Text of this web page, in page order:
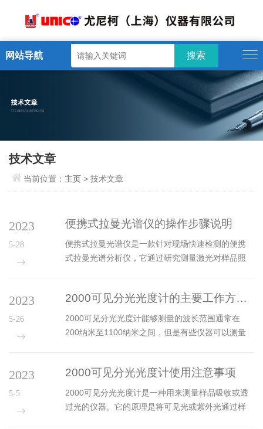
网站导航
技术文章
当前位置： 主页 > 技术文章
便携式拉曼光谱仪的操作步骤说明
便携式拉曼光谱仪是一款针对现场快速检测的便携
式拉曼光谱分析仪，它通过研究测量激光对样品照
测方法。主要适用于科研院所、高等院校物理和化
学实验室、生物及医学领域等光学方面，研究物质
成分的判定与确认;可以应用于石油产品的快速分类
确，以低波数测量能力著称;采用共焦光路设计以获
2023
5-28
2000可见分光光度计的主要工作方式解析
2000可见分光光度计能够测量的波长范围通常在
200纳米至1100纳米之间，但是有些仪器可以测量
中。样品会吸收一些光，转换成热能释放出去。吸
收光的量取决于样品的性质和测量的波长。吸收光
量在光电检测器中被测量并转换成一个电信号。这
2023
5-26
2000可见分光光度计使用注意事项
2000可见分光光度计是一种用来测量样品吸收或透
过光的仪器。它的原理是将可见光或紫外光通过样
2023
5-5